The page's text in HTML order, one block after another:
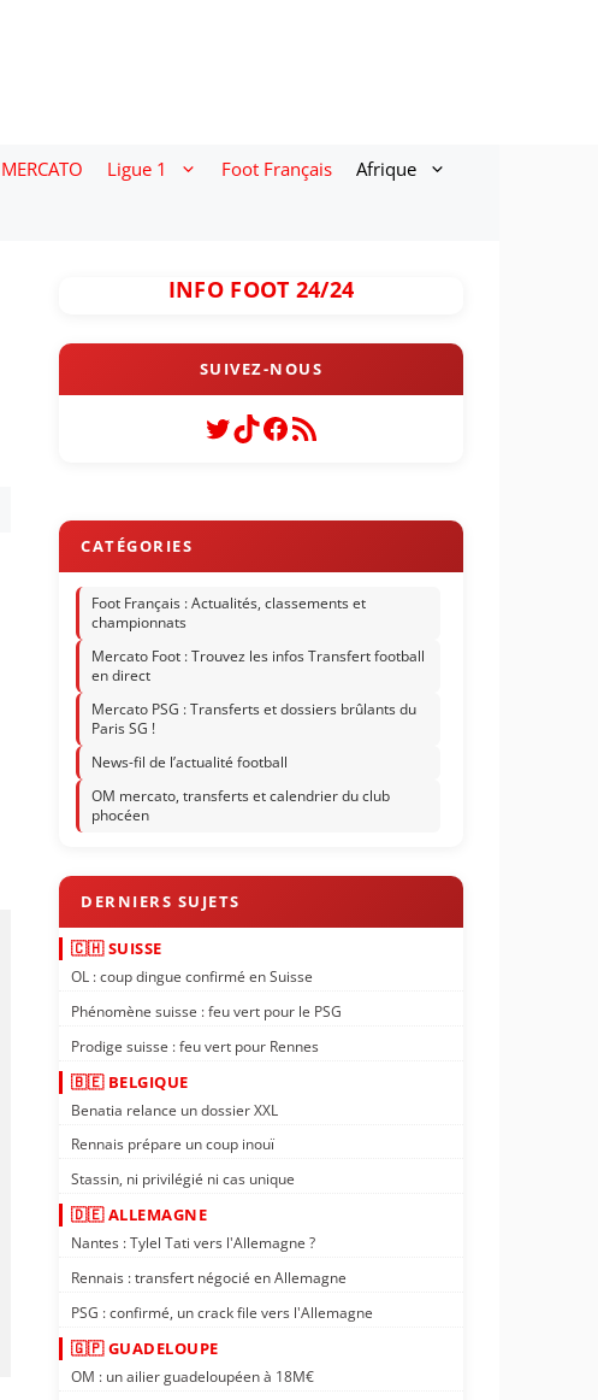
MERCATO Ligue 1 Foot Français Afrique
INFO FOOT 24/24
Twitter
TikTok
Facebook
Flux RSS
Foot Français : Actualités, classements et
championnats
Mercato Foot : Trouvez les infos Transfert football
en direct
Mercato PSG : Transferts et dossiers brûlants du
Paris SG !
News-fil de l’actualité football
OM mercato, transferts et calendrier du club
phocéen
🇨🇭 SUISSE
OL : coup dingue confirmé en Suisse
Phénomène suisse : feu vert pour le PSG
Prodige suisse : feu vert pour Rennes
🇧🇪 BELGIQUE
Benatia relance un dossier XXL
Rennais prépare un coup inouï
Stassin, ni privilégié ni cas unique
🇩🇪 ALLEMAGNE
Nantes : Tylel Tati vers l'Allemagne ?
Rennais : transfert négocié en Allemagne
PSG : confirmé, un crack file vers l'Allemagne
🇬🇵 GUADELOUPE
OM : un ailier guadeloupéen à 18M€